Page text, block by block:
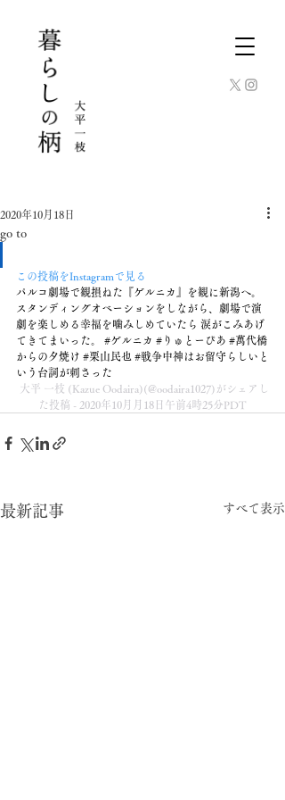
go to
2020年10月18日
この投稿をInstagramで見る
パルコ劇場で観損ねた『ゲルニカ』を観に新潟へ。
スタンディングオベーションをしながら、劇場で演
劇を楽しめる幸福を噛みしめていたら 涙がこみあげ
てきてまいった。 #ゲルニカ #りゅとーぴあ #萬代橋
からの夕焼け #栗山民也 #戦争中神はお留守らしいと
いう台詞が刺さった
大平 一枝 (Kazue Oodaira)(@oodaira1027)がシェアし
た投稿 - 2020年10月月18日午前4時25分PDT
最新記事 すべて表示